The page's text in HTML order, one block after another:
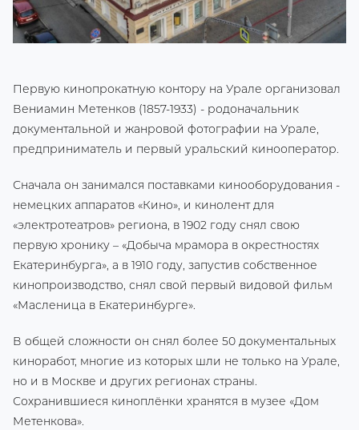
Первую кинопрокатную контору на Урале организовал
Вениамин Метенков (1857-1933) - родоначальник
документальной и жанровой фотографии на Урале,
предприниматель и первый уральский кинооператор.
Сначала он занимался поставками кинооборудования -
немецких аппаратов «Кино», и кинолент для
«электротеатров» региона, в 1902 году снял свою
первую хронику – «Добыча мрамора в окрестностях
Екатеринбурга», а в 1910 году, запустив собственное
кинопроизводство, снял свой первый видовой фильм
«Масленица в Екатеринбурге».
В общей сложности он снял более 50 документальных
киноработ, многие из которых шли не только на Урале,
но и в Москве и других регионах страны.
Сохранившиеся киноплёнки хранятся в музее «Дом
Метенкова».